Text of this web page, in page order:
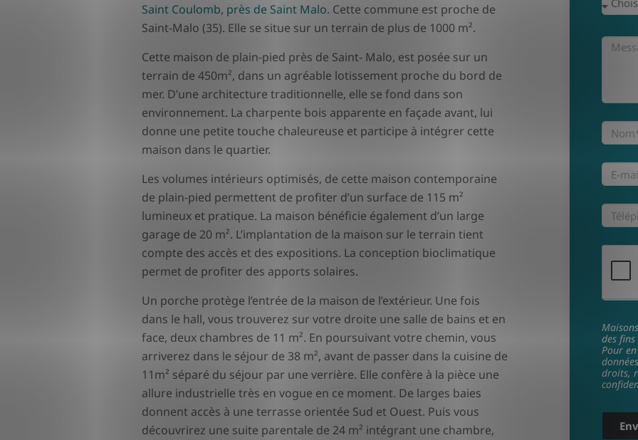
Saint Coulomb, près de Saint Malo. Cette commune est proche de
Saint-Malo (35). Elle se situe sur un terrain de plus de 1000 m².
Cette maison de plain-pied près de Saint- Malo, est posée sur un
terrain de 450m², dans un agréable lotissement proche du bord de
mer. D’une architecture traditionnelle, elle se fond dans son
environnement. La charpente bois apparente en façade avant, lui
donne une petite touche chaleureuse et participe à intégrer cette
maison dans le quartier.
Les volumes intérieurs optimisés, de cette maison contemporaine
de plain-pied permettent de profiter d’un surface de 115 m²
lumineux et pratique. La maison bénéficie également d’un large
garage de 20 m². L’implantation de la maison sur le terrain tient
compte des accès et des expositions. La conception bioclimatique
permet de profiter des apports solaires.
Un porche protège l’entrée de la maison de l’extérieur. Une fois
dans le hall, vous trouverez sur votre droite une salle de bains et en
face, deux chambres de 11 m². En poursuivant votre chemin, vous
arriverez dans le séjour de 38 m², avant de passer dans la cuisine de
11m² séparé du séjour par une verrière. Elle confère à la pièce une
allure industrielle très en vogue en ce moment. De larges baies
donnent accès à une terrasse orientée Sud et Ouest. Puis vous
découvrirez une suite parentale de 24 m² intégrant une chambre,
des
Pour
droits,